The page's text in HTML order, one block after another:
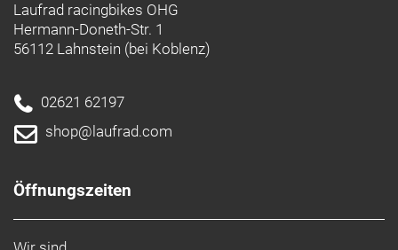
Laufrad racingbikes OHG
Hermann-Doneth-Str. 1
56112 Lahnstein (bei Koblenz)
02621 62197
shop@laufrad.com
Öffnungszeiten